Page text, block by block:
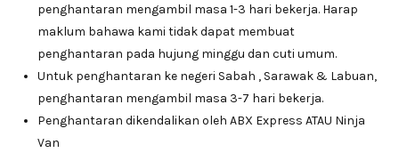
penghantaran mengambil masa 1-3 hari bekerja. Harap
maklum bahawa kami tidak dapat membuat
penghantaran pada hujung minggu dan cuti umum.
Untuk penghantaran ke negeri Sabah , Sarawak & Labuan,
penghantaran mengambil masa 3-7 hari bekerja.
Penghantaran dikendalikan oleh ABX Express ATAU Ninja
Van